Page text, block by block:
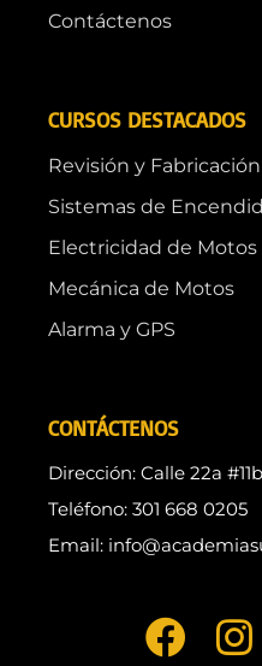
Contáctenos
CURSOS DESTACADOS
Revisión y
Sistemas de
Electricidad de Motos
Mecánica de Motos
Alarma y GPS
CONTÁCTENOS
Dirección: Calle 22a
Teléfono: 301 668 0205
Email: